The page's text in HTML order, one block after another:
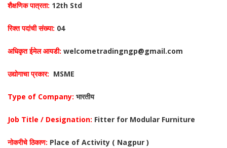
शैक्षणिक पात्रता: 12th Std
रिक्त पदांची संख्या: 04
अधिकृत ईमेल आयडी: welcometradingngp@gmail.com
उद्योगाचा प्रकार: MSME
Type of Company: भारतीय
Job Title / Designation: Fitter for Modular Furniture
नोकरीचे ठिकाण: Place of Activity ( Nagpur )